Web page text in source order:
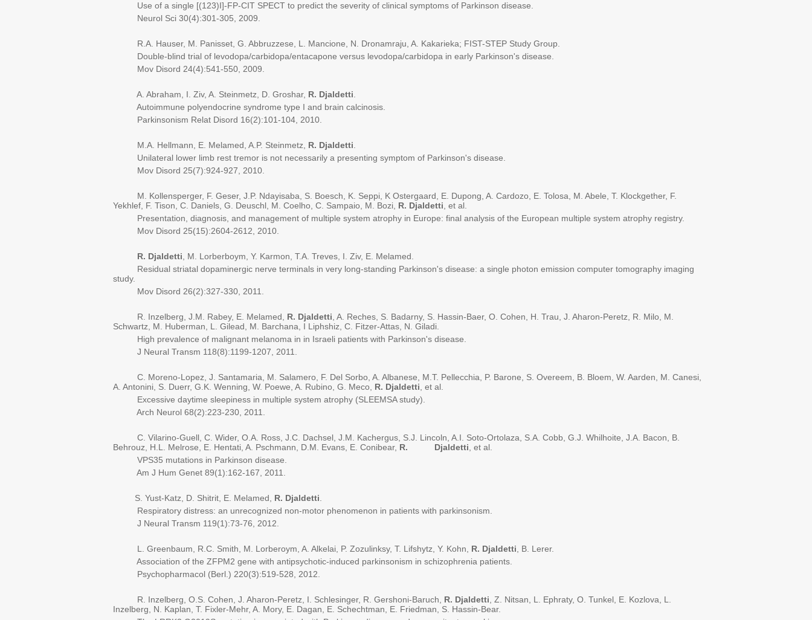
Use of a single [(123)I]-FP-CIT SPECT to predict the severity of clinical symptoms of Parkinson disease.
Neurol Sci 30(4):301-305, 2009.
R.A. Hauser, M. Panisset, G. Abbruzzese, L. Mancione, N. Dronamraju, A. Kakarieka; FIST-STEP Study Group.
Double-blind trial of levodopa/carbidopa/entacapone versus levodopa/carbidopa in early Parkinson's disease.
Mov Disord 24(4):541-550, 2009.
A. Abraham, I. Ziv, A. Steinmetz, D. Groshar, R. Djaldetti
Autoimmune polyendocrine syndrome type I and brain calcinosis.
Parkinsonism Relat Disord 16(2):101-104, 2010.
M.A. Hellmann, E. Melamed, A.P. Steinmetz, R. Djaldetti
Unilateral lower limb rest tremor is not necessarily a presenting symptom of Parkinson's disease.
Mov Disord 25(7):924-927, 2010.
M. Kollensperger, F. Geser, J.P. Ndayisaba, S. Boesch, K. Seppi, K Ostergaard, E. Dupong, A. Cardozo, E. Tolosa, M. Abele, T. Klockgether, F.
Yekhlef, F. Tison, C. Daniels, G. Deuschl, M. Coelho, C. Sampaio, M. Bozi, R. Djaldetti , et al.
Presentation, diagnosis, and management of multiple system atrophy in Europe: final analysis of the European multiple system atrophy registry.
Mov Disord 25(15):2604-2612, 2010.
R. Djaldetti , M. Lorberboym, Y. Karmon, T.A. Treves, I. Ziv, E. Melamed.
Residual striatal dopaminergic nerve terminals in very long-standing Parkinson's disease: a single photon emission computer tomography imaging
study.
Mov Disord 26(2):327-330, 2011.
R. Inzelberg, J.M. Rabey, E. Melamed, R. Djaldetti , A. Reches, S. Badarny, S. Hassin-Baer, O. Cohen, H. Trau, J. Aharon-Peretz, R. Milo, M.
Schwartz, M. Huberman, L. Gilead, M. Barchana, I Liphshiz, C. Fitzer-Attas, N. Giladi.
High prevalence of malignant melanoma in in Israeli patients with Parkinson's disease.
J Neural Transm 118(8):1199-1207, 2011.
C. Moreno-Lopez, J. Santamaria, M. Salamero, F. Del Sorbo, A. Albanese, M.T. Pellecchia, P. Barone, S. Overeem, B. Bloem, W. Aarden, M. Canesi,
A. Antonini, S. Duerr, G.K. Wenning, W. Poewe, A. Rubino, G. Meco, R. Djaldetti , et al.
Excessive daytime sleepiness in multiple system atrophy (SLEEMSA study).
Arch Neurol 68(2):223-230, 2011.
C. Vilarino-Guell, C. Wider, O.A. Ross, J.C. Dachsel, J.M. Kachergus, S.J. Lincoln, A.I. Soto-Ortolaza, S.A. Cobb, G.J. Whilhoite, J.A. Bacon, B.
Behrouz, H.L. Melrose, E. Hentati, A. Pschmann, D.M. Evans, E. Conibear, R. Djaldetti , et al.
VPS35 mutations in Parkinson disease.
Am J Hum Genet 89(1):162-167, 2011.
S. Yust-Katz, D. Shitrit, E. Melamed, R. Djaldetti
Respiratory distress: an unrecognized non-motor phenomenon in patients with parkinsonism.
J Neural Transm 119(1):73-76, 2012.
L. Greenbaum, R.C. Smith, M. Lorberoym, A. Alkelai, P. Zozulinksy, T. Lifshytz, Y. Kohn, R. Djaldetti , B. Lerer.
Association of the ZFPM2 gene with antipsychotic-induced parkinsonism in schizophrenia patients.
Psychopharmacol (Berl.) 220(3):519-528, 2012.
R. Inzelberg, O.S. Cohen, J. Aharon-Peretz, I. Schlesinger, R. Gershoni-Baruch, R. Djaldetti , Z. Nitsan, L. Ephraty, O. Tunkel, E. Kozlova, L.
Inzelberg, N. Kaplan, T. Fixler-Mehr, A. Mory, E. Dagan, E. Schechtman, E. Friedman, S. Hassin-Bear.